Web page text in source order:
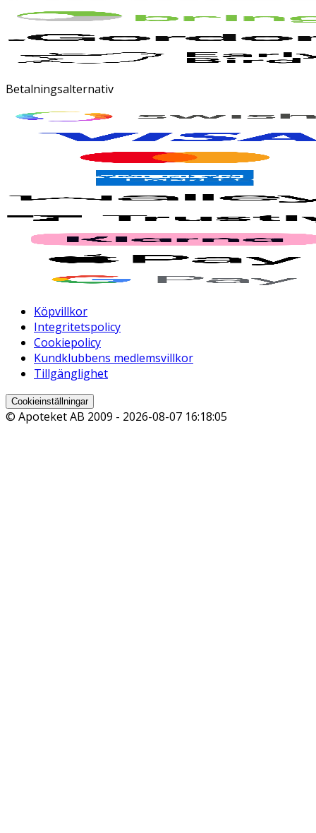
Betalningsalternativ
Köpvillkor
Integritetspolicy
Cookiepolicy
Kundklubbens medlemsvillkor
Tillgänglighet
Cookieinställningar
© Apoteket AB 2009 - 2026-08-07 16:18:05